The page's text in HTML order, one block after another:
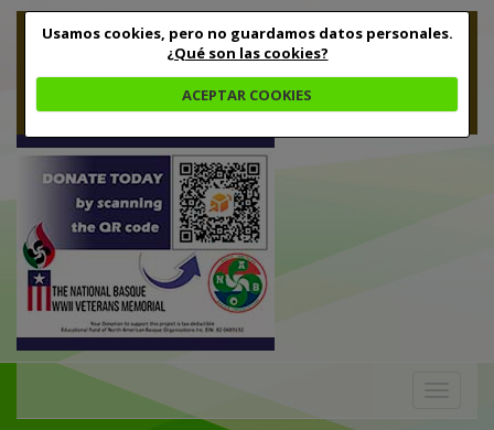
Usamos cookies, pero no guardamos datos personales.
¿Qué son las cookies?
ACEPTAR COOKIES